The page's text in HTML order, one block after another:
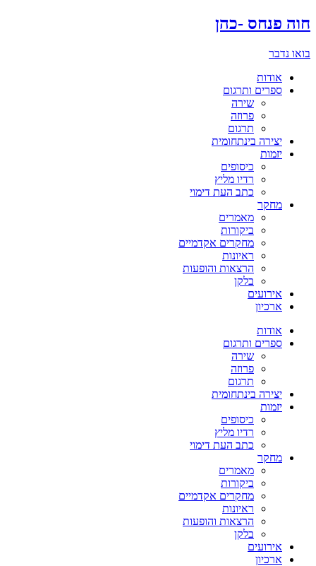
דלג
לתוכן
חוה פנחס -כהן
בואו נדבר
אודות
ספרים ותרגום
שירה
פרוזה
תרגום
יצירה בינתחומית
יזמות
כיסופים
רדיו מליץ
כתב העת דימוי
מחקר
מאמרים
ביקורות
מחקרים אקדמיים
ראיונות
הרצאות והופעות
בלקן
אירועים
ארכיון
אודות
ספרים ותרגום
שירה
פרוזה
תרגום
יצירה בינתחומית
יזמות
כיסופים
רדיו מליץ
כתב העת דימוי
מחקר
מאמרים
ביקורות
מחקרים אקדמיים
ראיונות
הרצאות והופעות
בלקן
אירועים
ארכיון